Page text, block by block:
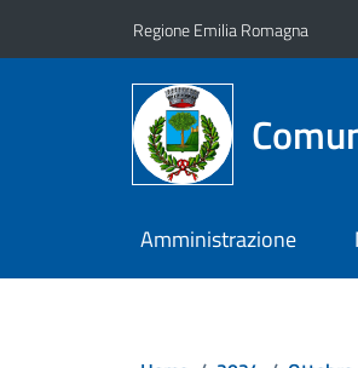
Regione Emilia Romagna
Amministrazione